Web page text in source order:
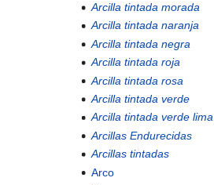
Arcilla tintada morada
Arcilla tintada naranja
Arcilla tintada negra
Arcilla tintada roja
Arcilla tintada rosa
Arcilla tintada verde
Arcilla tintada verde lima
Arcillas Endurecidas
Arcillas tintadas
Arco